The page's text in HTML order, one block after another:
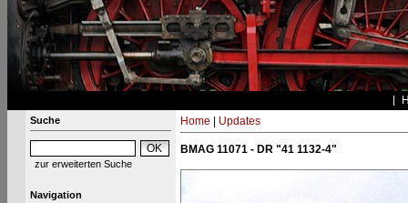
Suche
zur erweiterten Suche
Navigation
Home Updates
BMAG 11071 - DR "41 1132-4"